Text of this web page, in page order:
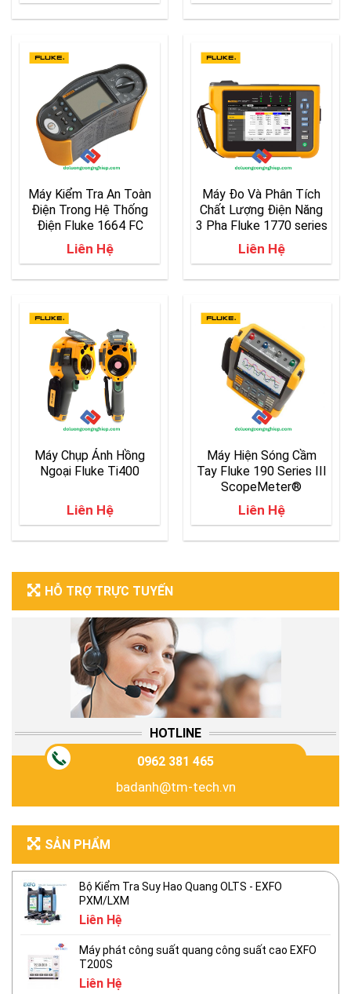
Máy Kiểm Tra An Toàn
Điện Trong Hệ Thống
Điện Fluke 1664 FC
Liên Hệ
Máy Đo Và Phân Tích
Chất Lượng Điện Năng
3 Pha Fluke 1770 series
Liên Hệ
Máy Chụp Ảnh Hồng
Ngoại Fluke Ti400
Liên Hệ
Máy Hiện Sóng Cầm
Tay Fluke 190 Series III
ScopeMeter®
Liên Hệ
HỖ TRỢ TRỰC TUYẾN
HOTLINE
0962 381 465
badanh@tm-tech.vn
SẢN PHẨM
Bộ Kiểm Tra Suy Hao Quang OLTS - EXFO
PXM/LXM
Liên Hệ
Máy phát công suất quang công suất cao EXFO
T200S
Liên Hệ